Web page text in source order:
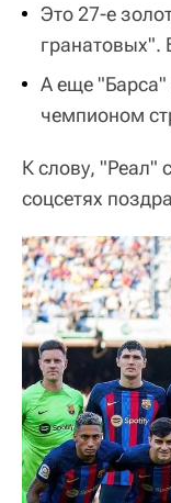
Это 27-е
гранатовых".
А еще "Барса"
чемпионом
К слову, "Реал"
соцсетях